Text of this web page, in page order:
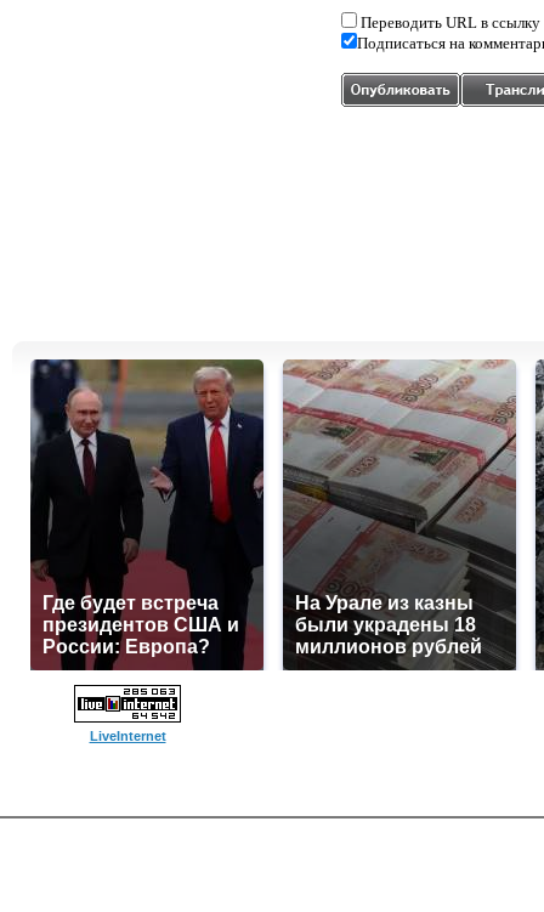
Переводить URL в ссылку
Подписаться на
Где будет встреча
президентов США и
России: Европа?
На Урале из казны
были украдены 18
миллионов рублей
LiveInternet